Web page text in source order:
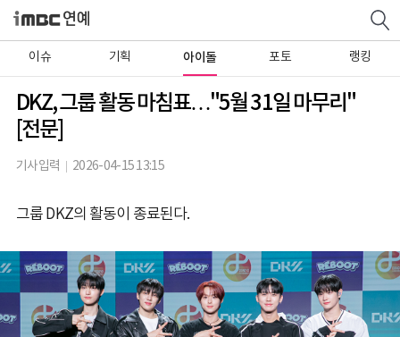
이슈 기획 아이돌 포토 랭킹
DKZ, 그룹 활동 마침표…"5월 31일 마무리"
[전문]
기사입력 2026-04-15 13:15
그룹 DKZ의 활동이 종료된다.